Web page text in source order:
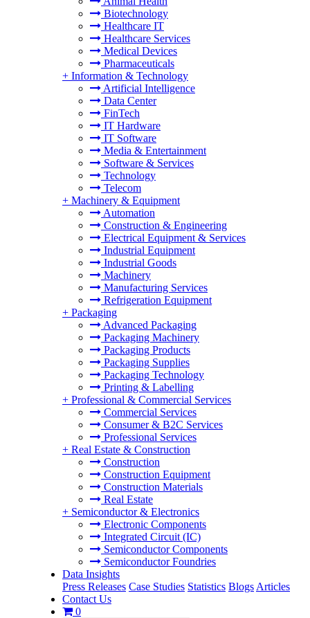
Biotechnology
Healthcare IT
Healthcare Services
Medical Devices
Pharmaceuticals
+ Information & Technology
Artificial Intelligence
Data Center
FinTech
IT Hardware
IT Software
Media & Entertainment
Software & Services
Technology
Telecom
+ Machinery & Equipment
Automation
Construction & Engineering
Electrical Equipment & Services
Industrial Equipment
Industrial Goods
Machinery
Manufacturing Services
Refrigeration Equipment
+ Packaging
Advanced Packaging
Packaging Machinery
Packaging Products
Packaging Supplies
Packaging Technology
Printing & Labelling
+ Professional & Commercial Services
Commercial Services
Consumer & B2C Services
Professional Services
+ Real Estate & Construction
Construction
Construction Equipment
Construction Materials
Real Estate
+ Semiconductor & Electronics
Electronic Components
Integrated Circuit (IC)
Semiconductor Components
Semiconductor Foundries
Data Insights
Press Releases Case Studies Statistics Blogs Articles
Contact Us
0